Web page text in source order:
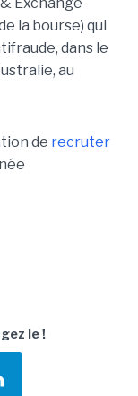
Exchange
la bourse) qui
dans le
au
de recruter
le !